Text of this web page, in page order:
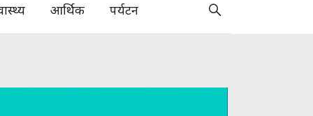
आर्थिक पर्यटन